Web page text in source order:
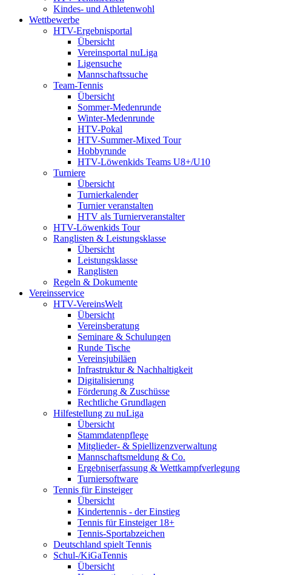
Kindes- und Athletenwohl
Wettbewerbe
HTV-Ergebnisportal
Übersicht
Vereinsportal nuLiga
Ligensuche
Mannschaftssuche
Team-Tennis
Übersicht
Sommer-Medenrunde
Winter-Medenrunde
HTV-Pokal
HTV-Summer-Mixed Tour
Hobbyrunde
HTV-Löwenkids Teams U8+/U10
Turniere
Übersicht
Turnierkalender
Turnier veranstalten
HTV als Turnierveranstalter
HTV-Löwenkids Tour
Ranglisten & Leistungsklasse
Übersicht
Leistungsklasse
Ranglisten
Regeln & Dokumente
Vereinsservice
HTV-VereinsWelt
Übersicht
Vereinsberatung
Seminare & Schulungen
Runde Tische
Vereinsjubiläen
Infrastruktur & Nachhaltigkeit
Digitalisierung
Förderung & Zuschüsse
Rechtliche Grundlagen
Hilfestellung zu nuLiga
Übersicht
Stammdatenpflege
Mitglieder- & Spiellizenzverwaltung
Mannschaftsmeldung & Co.
Ergebniserfassung & Wettkampfverlegung
Turniersoftware
Tennis für Einsteiger
Übersicht
Kindertennis - der Einstieg
Tennis für Einsteiger 18+
Tennis-Sportabzeichen
Deutschland spielt Tennis
Schul-/KiGaTennis
Übersicht